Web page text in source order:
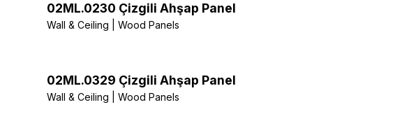
02ML.0230 Çizgili Ahşap Panel
Wall & Ceiling | Wood Panels
02ML.0329 Çizgili Ahşap Panel
Wall & Ceiling | Wood Panels